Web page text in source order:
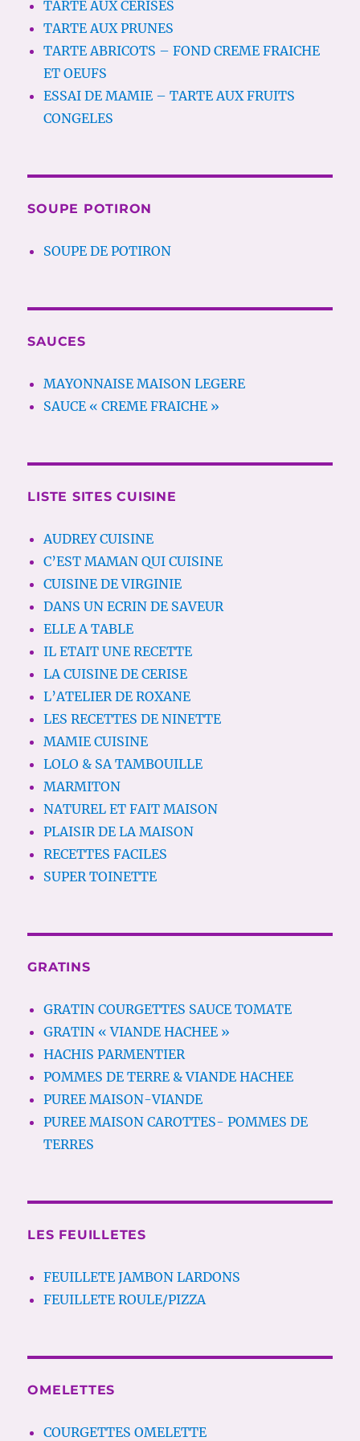
TARTE AUX CERISES
TARTE AUX PRUNES
TARTE ABRICOTS – FOND CREME FRAICHE
ET OEUFS
ESSAI DE MAMIE – TARTE AUX FRUITS
CONGELES
SOUPE POTIRON
SOUPE DE POTIRON
SAUCES
MAYONNAISE MAISON LEGERE
SAUCE « CREME FRAICHE »
LISTE SITES CUISINE
AUDREY CUISINE
C’EST MAMAN QUI CUISINE
CUISINE DE VIRGINIE
DANS UN ECRIN DE SAVEUR
ELLE A TABLE
IL ETAIT UNE RECETTE
LA CUISINE DE CERISE
L’ATELIER DE ROXANE
LES RECETTES DE NINETTE
MAMIE CUISINE
LOLO & SA TAMBOUILLE
MARMITON
NATUREL ET FAIT MAISON
PLAISIR DE LA MAISON
RECETTES FACILES
SUPER TOINETTE
GRATINS
GRATIN COURGETTES SAUCE TOMATE
GRATIN « VIANDE HACHEE »
HACHIS PARMENTIER
POMMES DE TERRE & VIANDE HACHEE
PUREE MAISON-VIANDE
PUREE MAISON CAROTTES- POMMES DE
TERRES
LES FEUILLETES
FEUILLETE JAMBON LARDONS
FEUILLETE ROULE/PIZZA
OMELETTES
COURGETTES OMELETTE